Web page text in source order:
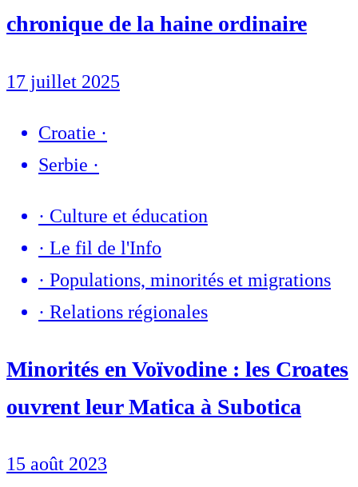
chronique de la haine ordinaire
17 juillet 2025
Croatie ·
Serbie ·
· Culture et éducation
· Le fil de l'Info
· Populations, minorités et migrations
· Relations régionales
Minorités en Voïvodine : les Croates
ouvrent leur Matica à Subotica
15 août 2023